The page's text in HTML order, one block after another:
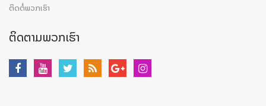
ຕິດຕໍ່ພວກເຮົາ
ຕິດຕາມພວກເຮົາ